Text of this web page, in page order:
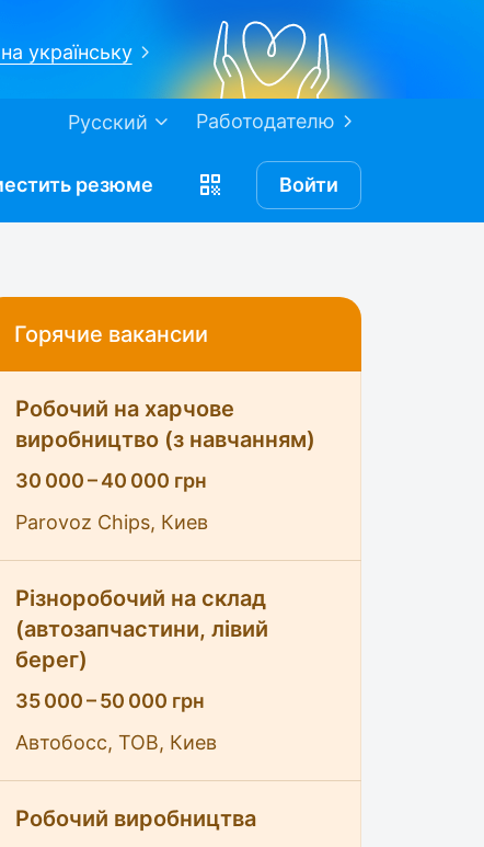
українську
Работодателю
Русский
резюме Войти
Горячие вакансии
Робочий на харчове
виробництво (з навчанням)
30 000 – 40 000 грн
Parovoz Chips, Киев
Різноробочий на склад
(автозапчастини, лівий
берег)
35 000 – 50 000 грн
Автобосс, ТОВ, Киев
Робочий виробництва